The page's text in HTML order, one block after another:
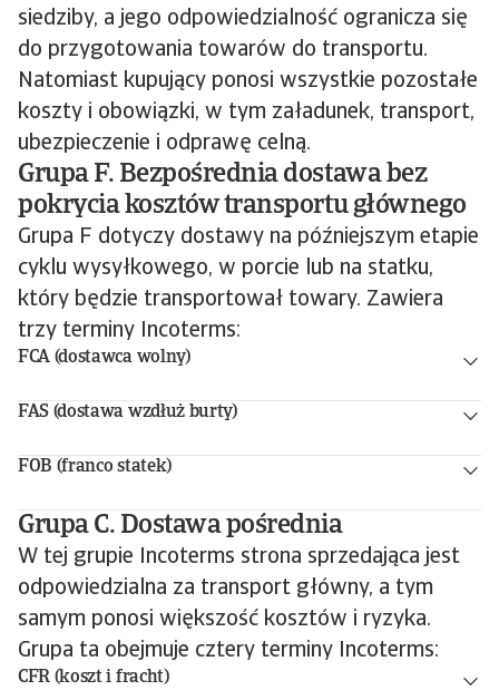
siedziby, a jego odpowiedzialność ogranicza się
do przygotowania towarów do transportu.
Natomiast kupujący ponosi wszystkie pozostałe
koszty i obowiązki, w tym załadunek, transport,
ubezpieczenie i odprawę celną.
Grupa F. Bezpośrednia dostawa bez
pokrycia kosztów transportu głównego
Grupa F dotyczy dostawy na późniejszym etapie
cyklu wysyłkowego, w porcie lub na statku,
który będzie transportował towary. Zawiera
trzy terminy Incoterms:
FCA (dostawca wolny)
FAS (dostawa wzdłuż burty)
FOB (franco statek)
Grupa C. Dostawa pośrednia
W tej grupie Incoterms strona sprzedająca jest
odpowiedzialna za transport główny, a tym
samym ponosi większość kosztów i ryzyka.
Grupa ta obejmuje cztery terminy Incoterms:
CFR (koszt i fracht)